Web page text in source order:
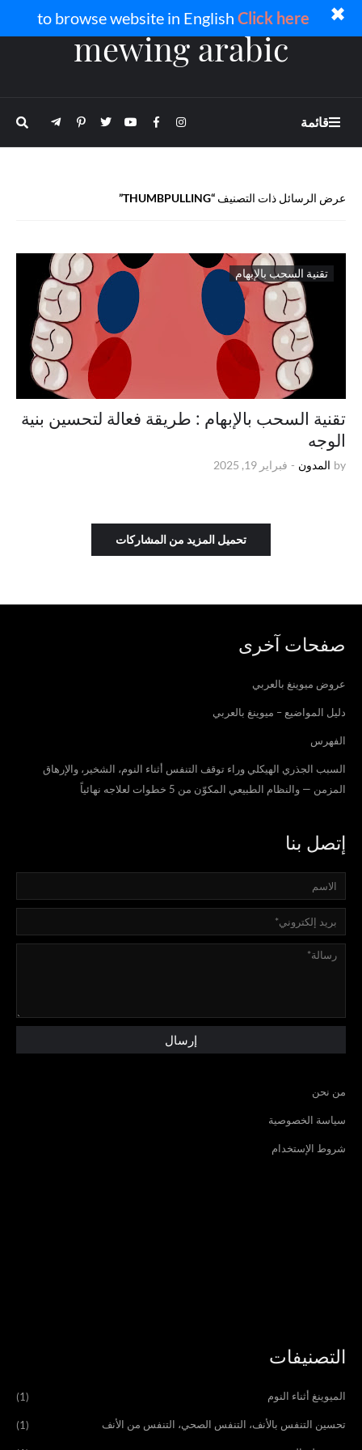
✖
to browse website in English Click here
mewing arabic
قائمة
عرض الرسائل ذات التصنيف THUMBPULLING
تقنية السحب بالإبهام
تقنية السحب بالإبهام : طريقة فعالة لتحسين بنية
الوجه
by المدون - فبراير 19, 2025
تحميل المزيد من المشاركات
صفحات آخرى
عروض ميوينغ بالعربي
دليل المواضيع – ميوينغ بالعربي
الفهرس
السبب الجذري الهيكلي وراء توقف التنفس أثناء النوم، الشخير، والإرهاق
المزمن — والنظام الطبيعي المكوّن من 5 خطوات لعلاجه نهائياً
إتصل بنا
من نحن
سياسة الخصوصية
شروط الإستخدام
التصنيفات
الميوينغ أثناء النوم (1)
تحسين التنفس بالأنف، التنفس الصحي، التنفس من الأنف (1)